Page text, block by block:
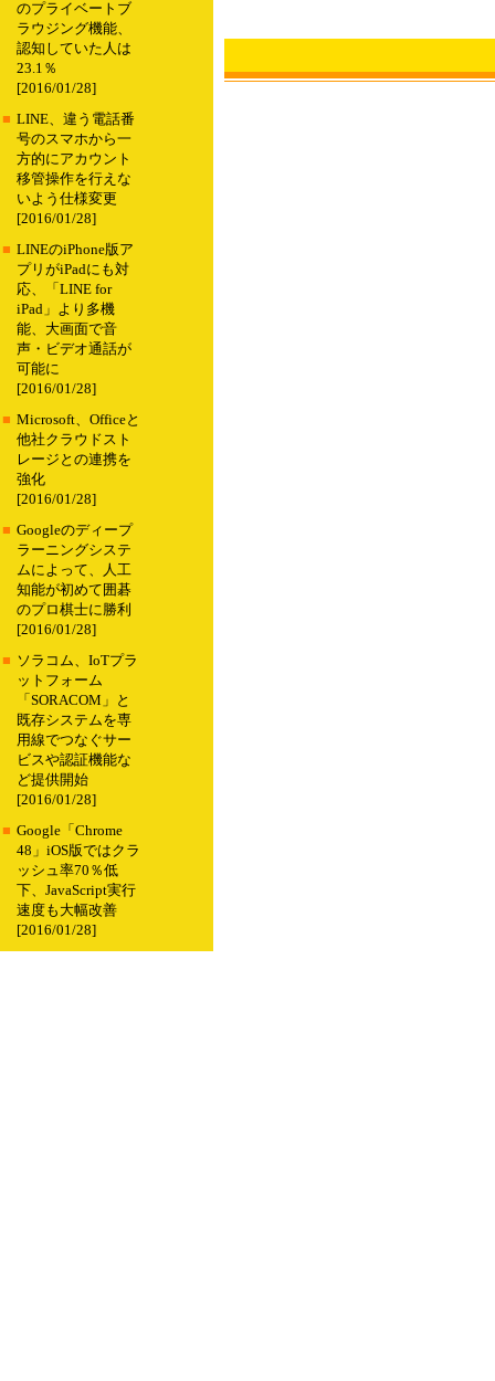
のプライベートブ
ラウジング機能、
認知していた人は
23.1％
[2016/01/28]
■ LINE、違う電話番
号のスマホから一
方的にアカウント
移管操作を行えな
いよう仕様変更
[2016/01/28]
■ LINEのiPhone版ア
プリがiPadにも対
応、「LINE for
iPad」より多機
能、大画面で音
声・ビデオ通話が
可能に
[2016/01/28]
■ Microsoft、Officeと
他社クラウドスト
レージとの連携を
強化
[2016/01/28]
■ Googleのディープ
ラーニングシステ
ムによって、人工
知能が初めて囲碁
のプロ棋士に勝利
[2016/01/28]
■ ソラコム、IoTプラ
ットフォーム
「SORACOM」と
既存システムを専
用線でつなぐサー
ビスや認証機能な
ど提供開始
[2016/01/28]
■ Google「Chrome
48」iOS版ではクラ
ッシュ率70％低
下、JavaScript実行
速度も大幅改善
[2016/01/28]